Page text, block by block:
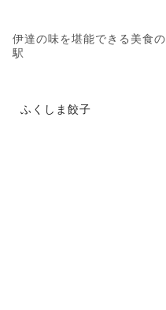
伊達の味を堪能できる美食の
駅
ふくしま餃子